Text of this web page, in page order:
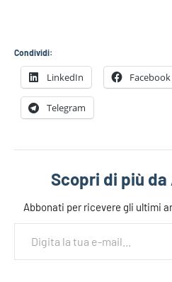
Condividi:
LinkedIn Facebook
Telegram
Scopri di più
Abbonati per ricevere gli ultimi
Digita la tua e-mail...